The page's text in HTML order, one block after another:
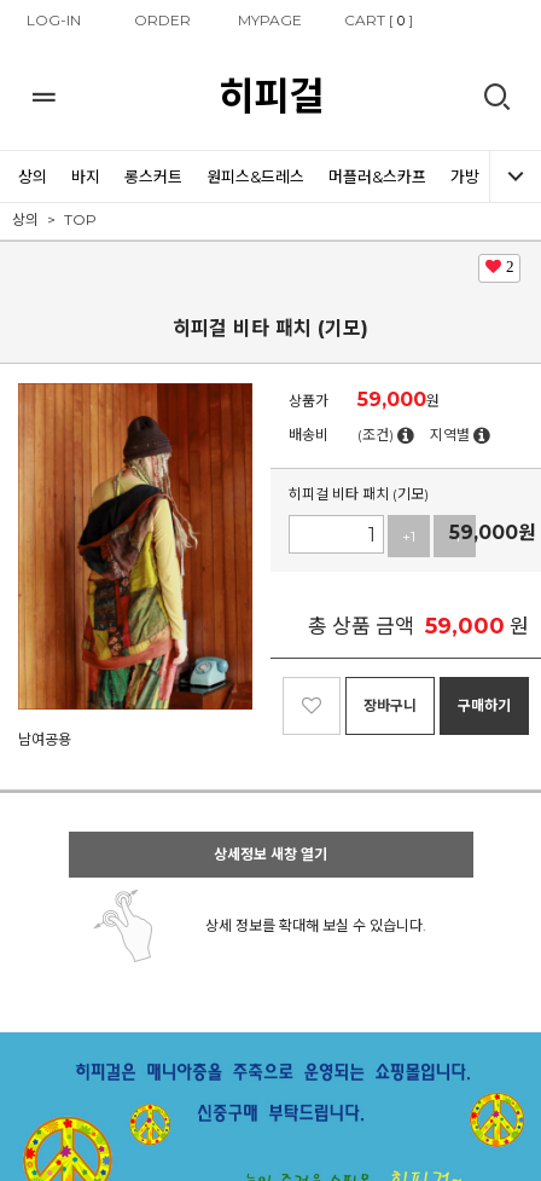
LOG-IN ORDER MYPAGE CART [0 ]
히피걸
상의 바지 롱스커트 원피스&드레스 머플러&스카프 가방 신발
상의 TOP
2
히피걸 비타 패치 (기모)
남여공용
상품가 59,000원
배송비
(조건) 지역별
히피걸 비타 패치 (기모)
+1 -1
59,000원
총 상품 금액 59,000 원
장바구니 구매하기
상세정보 새창 열기
상세 정보를 확대해 보실 수 있습니다.